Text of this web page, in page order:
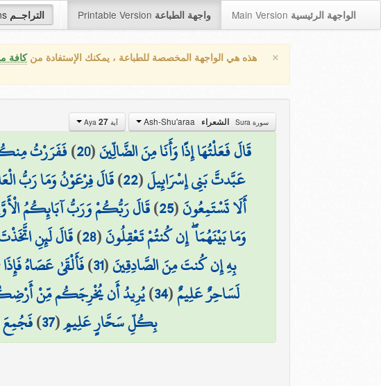
التراجــم Printable Version واجهة الطباعة Main Version الواجهة الرئيسية
× هذه هي الواجهة المخصصة للطباعة ، يمكنك الإستفادة منكافة
سورة Sura الشعراء آية Aya 27
قَالَ فَعَلْتُهَا إِذًا وَأَنَا مِنَ الضَّالِّينَ(
20
)فَفَرَرْتُ
عَبَّدتَّ بَنِي إِسْرَائِيلَ(
22
)قَالَ فِرْعَوْنُ وَمَا رَبُّ
أَلَا تَسْتَمِعُونَ(
25
)قَالَ رَبُّكُمْ وَرَبُّ آبَائِكُمُ
وَمَا بَيْنَهُمَا ۖ إِن كُنتُمْ تَعْقِلُونَ(
28
)قَالَ لَئِنِ
بِهِ إِن كُنتَ مِنَ الصَّادِقِينَ(
31
)فَأَلْقَىٰ عَصَاهُ
لَسَاحِرٌ عَلِيمٌ(
34
)يُرِيدُ أَن يُخْرِجَكُم مِّنْ
بِكُلِّ سَحَّارٍ عَلِيمٍ(
37
)فَجُمِعَ